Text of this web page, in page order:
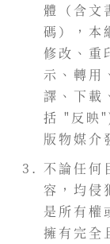
體（含文
碼），本
修改、重
示、轉用
譯、下載
括 "反映
版物媒介
不論任何
容，均侵
是所有權
擁有完全